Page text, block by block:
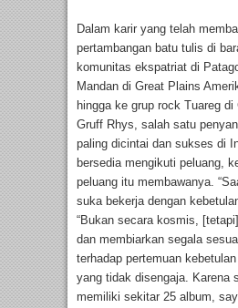
Dalam karir yang telah
pertambangan batu tulis di
komunitas ekspatriat di
Mandan di Great Plains
hingga ke grup rock Tuareg di
Gruff Rhys, salah satu
paling dicintai dan sukses di
bersedia mengikuti peluang,
peluang itu membawanya.
suka bekerja dengan
“Bukan secara kosmis,
dan membiarkan segala
terhadap pertemuan
yang tidak disengaja. Karena
memiliki sekitar 25 album,